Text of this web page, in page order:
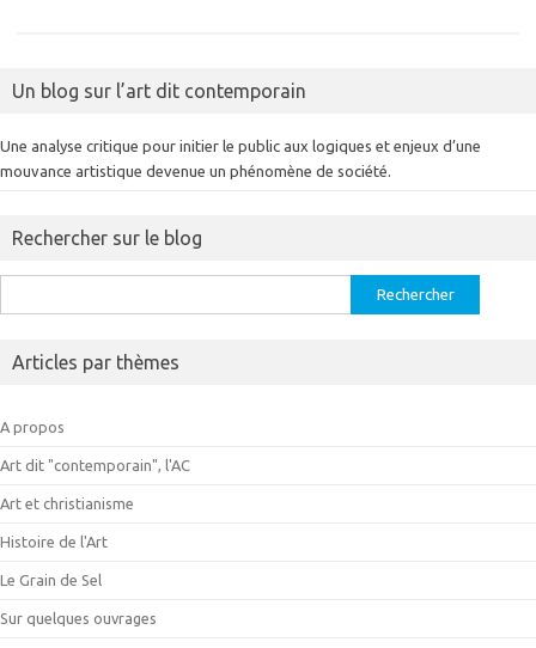
Un blog sur l’art dit contemporain
Une analyse critique pour initier le public aux logiques et enjeux d’une
mouvance artistique devenue un phénomène de société.
Rechercher sur le blog
Articles par thèmes
A propos
Art dit "contemporain", l'AC
Art et christianisme
Histoire de l'Art
Le Grain de Sel
Sur quelques ouvrages